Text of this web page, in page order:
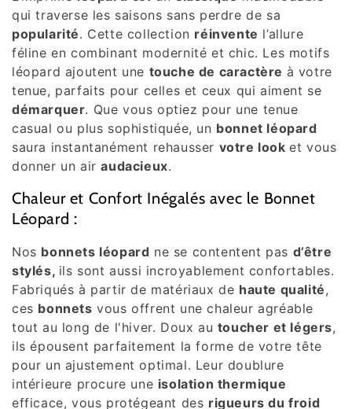
qui traverse les saisons sans perdre de sa
popularité. Cette collection réinvente l’allure
féline en combinant modernité et chic. Les motifs
léopard ajoutent une touche de caractère à votre
tenue, parfaits pour celles et ceux qui aiment se
démarquer. Que vous optiez pour une tenue
casual ou plus sophistiquée, un bonnet léopard
saura instantanément rehausser votre looket vous
donner un airaudacieux.
Chaleur et Confort Inégalés avec le Bonnet
Léopard :
Nos bonnets léopard ne se contentent pas d’être
stylés, ils sont aussi incroyablement confortables.
Fabriqués à partir de matériaux de haute qualité,
ces bonnets vous offrent une chaleur agréable
tout au long de l'hiver. Doux au toucher et légers,
ils épousent parfaitement la forme de votre tête
pour un ajustement optimal. Leur doublure
intérieure procure une isolation thermique
efficace, vous protégeant des rigueurs du froid